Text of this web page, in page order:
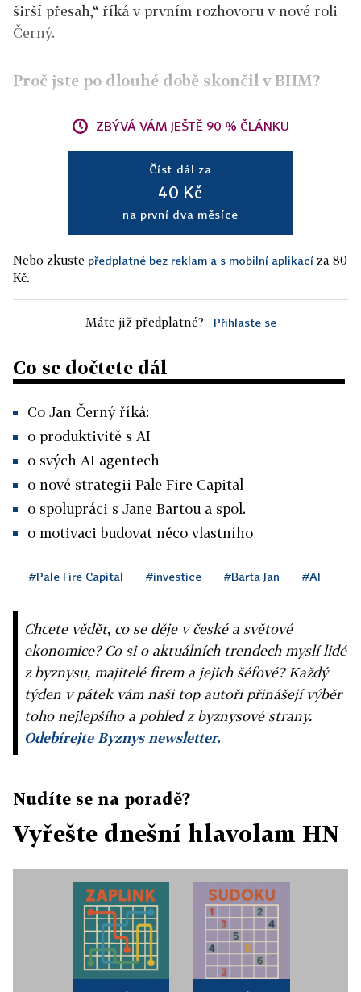
širší přesah,“ říká v prvním rozhovoru v nové roli
Černý.
Proč jste po dlouhé době skončil v BHM?
ZBÝVÁ VÁM JEŠTĚ 90 % ČLÁNKU
Číst dál za
40 Kč
na první dva měsíce
Nebo zkuste předplatné bez reklam a s mobilní aplikací za 80
Kč.
Máte již předplatné? Přihlaste se
Co se dočtete dál
Co Jan Černý říká:
o produktivitě s AI
o svých AI agentech
o nové strategii Pale Fire Capital
o spolupráci s Jane Bartou a spol.
o motivaci budovat něco vlastního
#Pale Fire Capital #investice #Barta Jan #AI
Chcete vědět, co se děje v české a světové
ekonomice? Co si o aktuálních trendech myslí lidé
z byznysu, majitelé firem a jejich šéfové? Každý
týden v pátek vám naši top autoři přinášejí výběr
toho nejlepšího a pohled z byznysové strany.
Odebírejte Byznys newsletter.
Nudíte se na poradě?
Vyřešte dnešní hlavolam HN